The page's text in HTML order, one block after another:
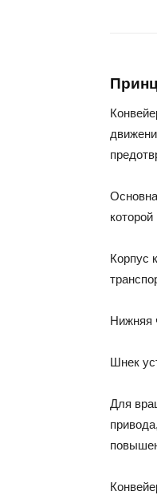
Корпус
Нижняя
Шнек
Для